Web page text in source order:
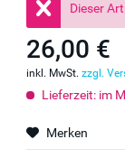
Dieser
26,00 €
inkl. MwSt.zzgl.
Lieferzeit: im
Merken